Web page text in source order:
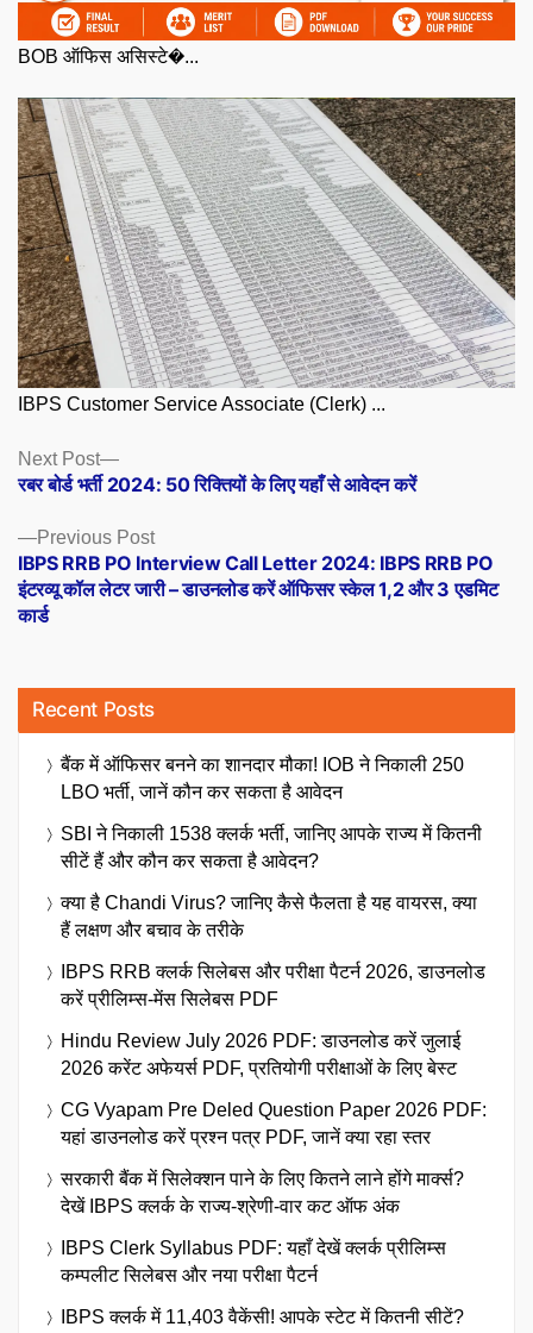
BOB ऑफिस असिस्टे�...
IBPS Customer Service Associate (Clerk) ...
Posts
navigation
Previous PostPrevious
post:
IBPS RRB PO Interview Call Letter 2024: IBPS RRB PO
इंटरव्यू कॉल लेटर जारी – डाउनलोड करें ऑफिसर स्केल 1,2 और 3 एडमिट
कार्ड
Next Post
Next
post:
रबर बोर्ड भर्ती 2024: 50 रिक्तियों के लिए यहाँ से आवेदन करें
Recent Posts
बैंक में ऑफिसर बनने का शानदार मौका! IOB ने निकाली 250
LBO भर्ती, जानें कौन कर सकता है आवेदन
SBI ने निकाली 1538 क्लर्क भर्ती, जानिए आपके राज्य में कितनी
सीटें हैं और कौन कर सकता है आवेदन?
क्या है Chandi Virus? जानिए कैसे फैलता है यह वायरस, क्या
हैं लक्षण और बचाव के तरीके
IBPS RRB क्लर्क सिलेबस और परीक्षा पैटर्न 2026, डाउनलोड
करें प्रीलिम्स-मेंस सिलेबस PDF
Hindu Review July 2026 PDF: डाउनलोड करें जुलाई
2026 करेंट अफेयर्स PDF, प्रतियोगी परीक्षाओं के लिए बेस्ट
CG Vyapam Pre Deled Question Paper 2026 PDF:
यहां डाउनलोड करें प्रश्न पत्र PDF, जानें क्या रहा स्तर
सरकारी बैंक में सिलेक्शन पाने के लिए कितने लाने होंगे मार्क्स?
देखें IBPS क्लर्क के राज्य-श्रेणी-वार कट ऑफ अंक
IBPS Clerk Syllabus PDF: यहाँ देखें क्लर्क प्रीलिम्स
कम्पलीट सिलेबस और नया परीक्षा पैटर्न
IBPS क्लर्क में 11,403 वैकेंसी! आपके स्टेट में कितनी सीटें?